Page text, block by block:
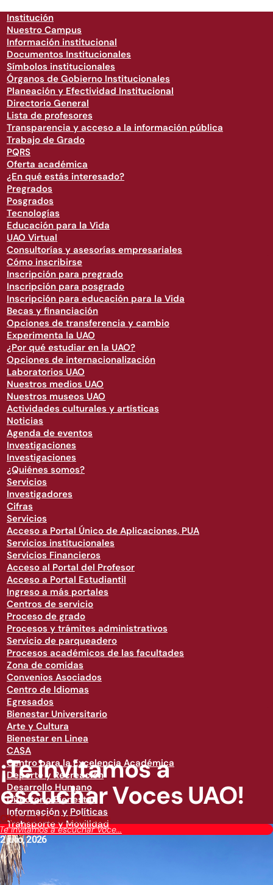
Institución
Nuestro Campus
Información institucional
Documentos Institucionales
Símbolos institucionales
Órganos de Gobierno Institucionales
Planeación y Efectividad Institucional
Directorio General
Lista de profesores
Transparencia y acceso a la información pública
Trabajo de Grado
PQRS
Oferta académica
¿En qué estás interesado?
Pregrados
Posgrados
Tecnologías
Educación para la Vida
UAO Virtual
Consultorías y asesorías empresariales
Cómo inscribirse
Inscripción para pregrado
Inscripción para posgrado
Inscripción para educación para la Vida
Becas y financiación
Opciones de transferencia y cambio
Experimenta la UAO
¿Por qué estudiar en la UAO?
Opciones de internacionalización
Laboratorios UAO
Nuestros medios UAO
Nuestros museos UAO
Actividades culturales y artísticas
Noticias
Agenda de eventos
Investigaciones
Investigaciones
¿Quiénes somos?
Servicios
Investigadores
Cifras
Servicios
Acceso a Portal Único de Aplicaciones, PUA
Servicios institucionales
Servicios Financieros
Acceso al Portal del Profesor
Acceso a Portal Estudiantil
Ingreso a más portales
Centros de servicio
Proceso de grado
Procesos y trámites administrativos
Servicio de parqueadero
Procesos académicos de las facultades
Zona de comidas
Convenios Asociados
Centro de Idiomas
Egresados
Bienestar Universitario
Arte y Cultura
Bienestar en Linea
CASA
Centro para la Excelencia Académica
Deporte y Recreación
Desarrollo Humano
Directorio Bienestar
Información y Políticas
Transporte y Movilidad
invitamos a escuchar Voce...
¡Te invitamos a
escuchar Voces UAO!
CRAI,Lo UAO de la Semana
2 julio, 2026